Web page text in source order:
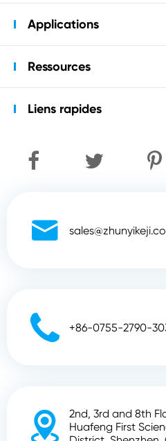
Applications
Ressources
Liens rapides

 +86-0755-2790-

2nd, 3rd and 8th
Huafeng First